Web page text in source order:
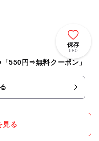
保存
680
550円⇒無料クーポン」
見る